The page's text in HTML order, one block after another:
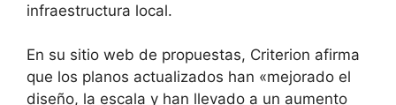
infraestructura local.
En su sitio web de propuestas, Criterion afirma
que los planos actualizados han «mejorado el
diseño, la escala y han llevado a un aumento